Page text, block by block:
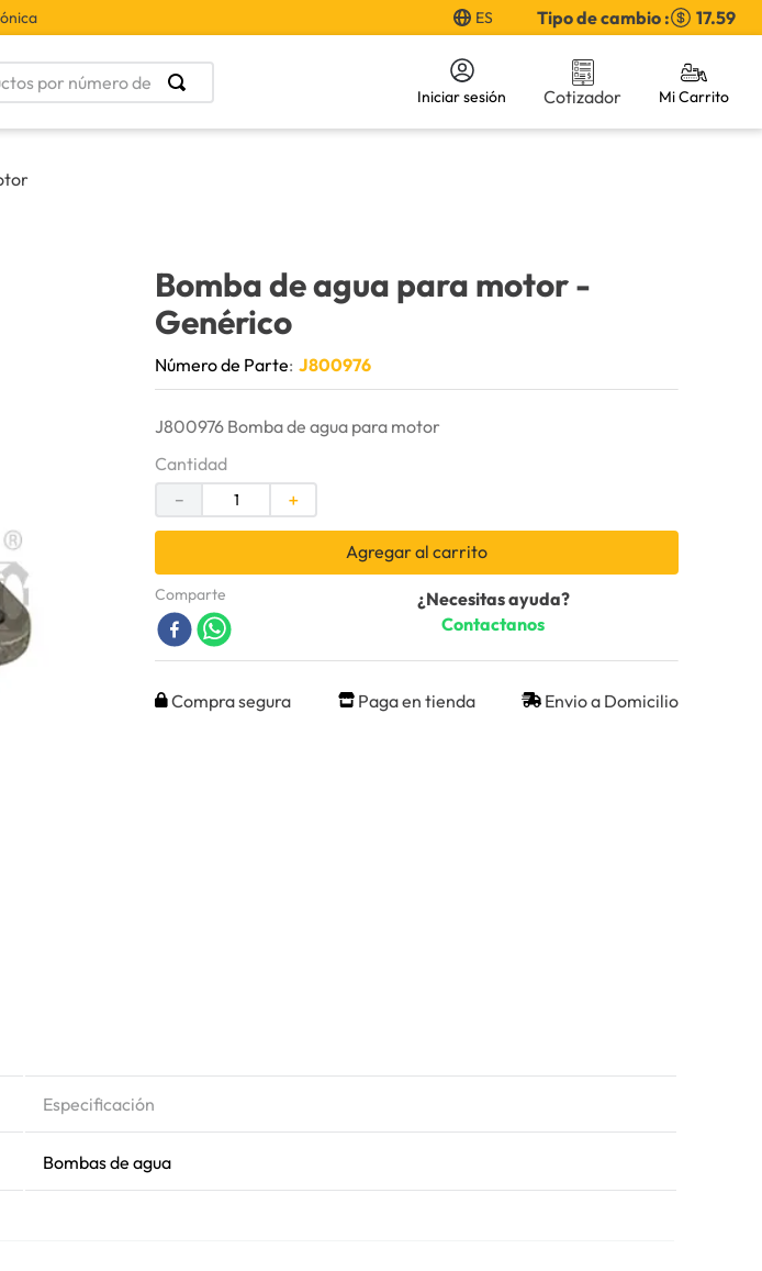
ES Tipo de cambio : 17.59
por número de parte
Iniciar sesión Cotizador
Bomba de agua para motor-
Genérico
Número de Parte: J800976
J800976 Bomba de agua para motor
Cantidad
＋
－
Agregar al carrito
Comparte
¿Necesitas ayuda?
Contactanos
Compra segura Paga en tienda Envio a Domicilio
Especificación
Bombas de agua